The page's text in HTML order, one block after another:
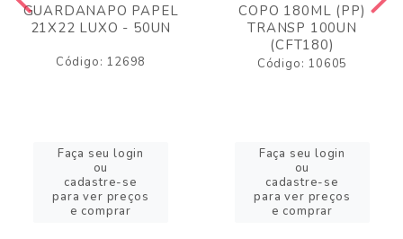
GUARDANAPO PAPEL
21X22 LUXO - 50UN
Código: 12698
Faça seu login
ou
cadastre-se
para ver preços
e comprar
COPO 180ML (PP)
TRANSP 100UN
(CFT180)
Código: 10605
Faça seu login
ou
cadastre-se
para ver preços
e comprar